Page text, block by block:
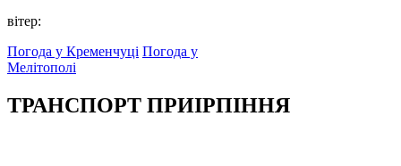
вітер:
Погода у Кременчуці Погода у
Мелітополі
ТРАНСПОРТ ПРИІРПІННЯ